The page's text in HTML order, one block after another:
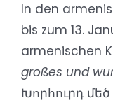
In den
bis zum 13.
armenischen
großes und
Խորհուրդ մեծ